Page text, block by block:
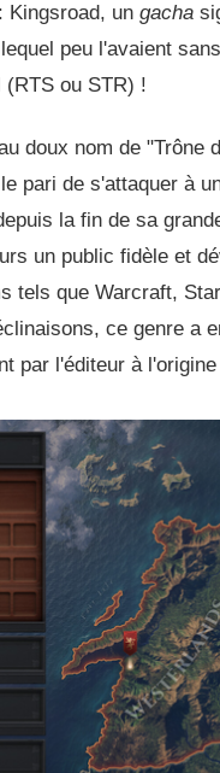
Kingsroad, un gacha
peu l'avaient
(RTS ou STR) !
doux nom de
pari de s'attaquer à
la fin de sa
un public fidèle et
tels que Warcraft,
ce genre a
par l'éditeur à